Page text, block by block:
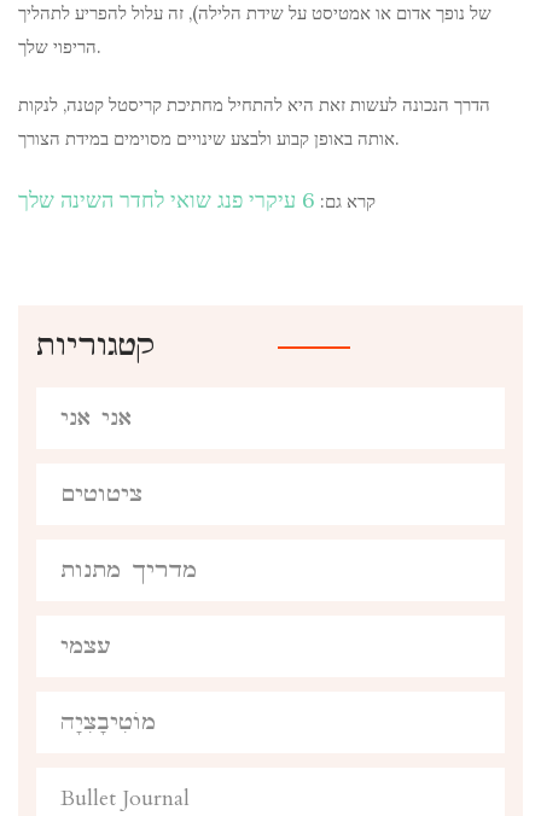
של נופך אדום או אמטיסט על שידת הלילה), זה עלול להפריע לתהליך
הריפוי שלך.
הדרך הנכונה לעשות זאת היא להתחיל מחתיכת קריסטל קטנה, לנקות
אותה באופן קבוע ולבצע שינויים מסוימים במידת הצורך.
קרא גם: 6 עיקרי פנג שואי לחדר השינה שלך
קטגוריות
אני אני
ציטוטים
מדריך מתנות
עצמי
מוֹטִיבָצִיָה
Bullet Journal